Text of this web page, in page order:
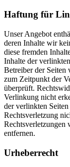
Haftung für
Unser Angebot
deren Inhalte wir
diese fremden
Inhalte der
Betreiber der
zum Zeitpunkt der
überprüft.
Verlinkung nicht
der verlinkten
Rechtsverletzung
Rechtsverletzungen
entfernen.
Urheberrecht